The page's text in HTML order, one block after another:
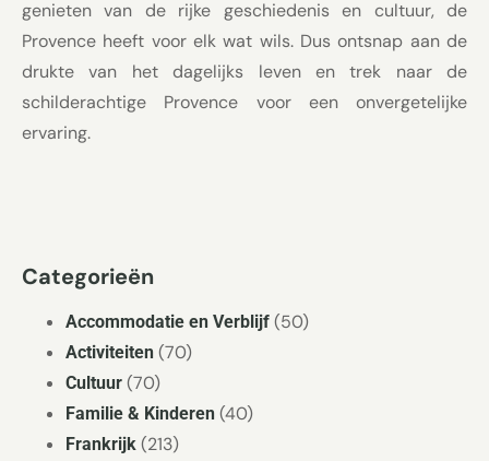
genieten van de rijke geschiedenis en cultuur, de
Provence heeft voor elk wat wils. Dus ontsnap aan de
drukte van het dagelijks leven en trek naar de
schilderachtige Provence voor een onvergetelijke
ervaring.
Categorieën
Accommodatie en Verblijf (50)
Activiteiten (70)
Cultuur (70)
Familie & Kinderen (40)
Frankrijk (213)